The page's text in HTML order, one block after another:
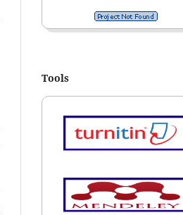
Tools